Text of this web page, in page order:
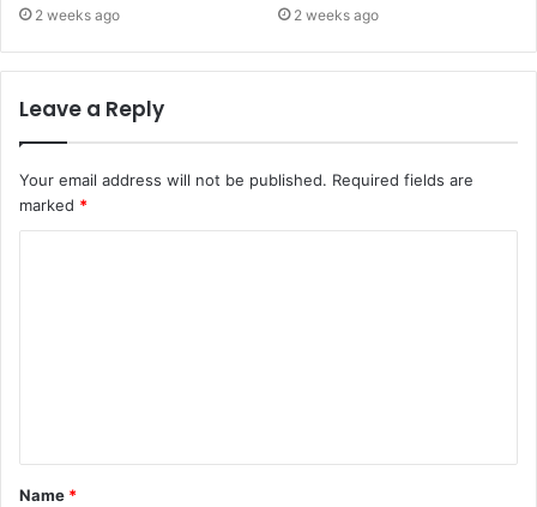
2 weeks ago 2 weeks ago
Leave a Reply
Your email address will not be published. Required fields are
marked *
Name *